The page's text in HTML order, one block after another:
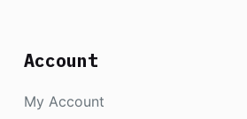
Account
My Account